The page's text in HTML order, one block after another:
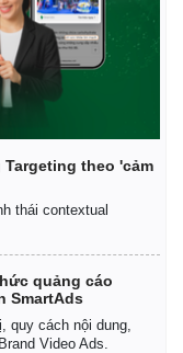
theo 'cảm
thái contextual
quảng cáo
SmartAds
quy cách nội dung,
Video Ads.